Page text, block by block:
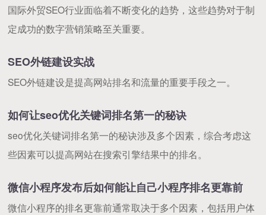
国际外贸SEO行业面临着不断变化的趋势，这些趋势对于制
定成功的数字营销策略至关重要。
SEO外链建设实战
SEO外链建设是提高网站排名和流量的重要手段之一。
如何让seo优化关键词排名第一的秘诀
seo优化关键词排名第一的秘诀涉及多个因素，综合考虑这
些因素可以提高网站在搜索引擎结果中的排名。
微信小程序发布后如何能让自己小程序排名更靠前
微信小程序的排名更靠前通常取决于多个因素，包括用户体